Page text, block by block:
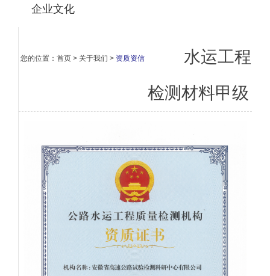
企业文化
您的位置： 首页 > 关于我们 > 资质资信
水运工程
检测材料甲级